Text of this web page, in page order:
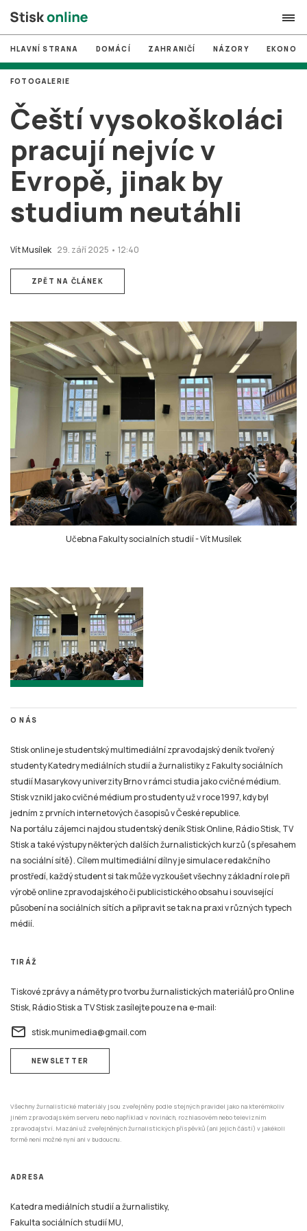
search
# MUNI
# Brno
# volby
login PŘIHLÁSIT SE
Zapomněli jste heslo?
HLAVNÍ STRANA DOMÁCÍ ZAHRANIČÍ NÁZORY
Čeští vysokoškoláci
pracují nejvíc v
Evropě, jinak by
studium neutáhli
Vít Musílek 29. září 2025 • 12:40
FOTOGALERIE
ZPĚT NA ČLÁNEK
Učebna Fakulty socialních studií-Vít Musílek
O NÁS
Stisk online je studentský multimediální zpravodajský deník tvořený
studenty Katedry mediálních studií a žurnalistiky z Fakulty sociálních
studií Masarykovy univerzity Brno v rámci studia jako cvičné médium.
Stisk vznikl jako cvičné médium pro studenty už v roce 1997, kdy byl
jedním z prvních internetových časopisů v České republice.
Na portálu zájemci najdou studentský deník Stisk Online, Rádio Stisk, TV
Stisk a také výstupy některých dalších žurnalistických kurzů (s přesahem
na sociální sítě). Cílem multimediální dílny je simulace redakčního
prostředí, každý student si tak může vyzkoušet všechny základní role při
výrobě online zpravodajského či publicistického obsahu i související
působení na sociálních sítích a připravit se tak na praxi v různých typech
médií.
TIRÁŽ
Tiskové zprávy a náměty pro tvorbu žurnalistických materiálů pro Online
Stisk, Rádio Stisk a TV Stisk zasílejte pouze na e-mail:
email stisk.munimedia@gmail.com
NEWSLETTER
Všechny žurnalistické materiály jsou zveřejněny podle stejných pravidel jako na kterémkoliv
jiném zpravodajském serveru nebo například v novinách, rozhlasovém nebo televizním
zpravodajství. Mazání už zveřejněných žurnalistických příspěvků (ani jejich částí) v jakékoli
formě není možné nyní ani v budoucnu.
ADRESA
Katedra mediálních studií a žurnalistiky,
Fakulta sociálních studií MU,